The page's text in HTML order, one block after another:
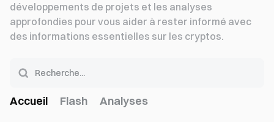
développements de projets et les analyses
approfondies pour vous aider à rester informé avec
des informations essentielles sur les cryptos.
Accueil Flash Analyses